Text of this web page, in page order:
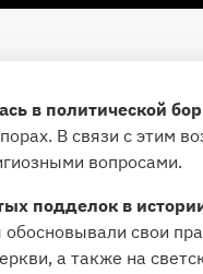
в политической
В связи с этим
вопросами.
подделок в
свои
а также на